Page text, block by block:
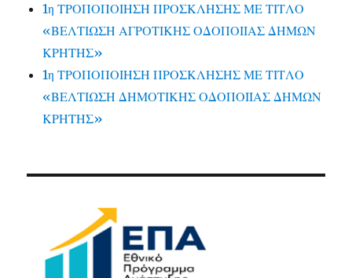
1η ΤΡΟΠΟΠΟΙΗΣΗ ΠΡΟΣΚΛΗΣΗΣ ΜΕ ΤΙΤΛΟ
«ΒΕΛΤΙΩΣΗ ΑΓΡΟΤΙΚΗΣ ΟΔΟΠΟΙΙΑΣ ΔΗΜΩΝ
ΚΡΗΤΗΣ»
1η ΤΡΟΠΟΠΟΙΗΣΗ ΠΡΟΣΚΛΗΣΗΣ ΜΕ ΤΙΤΛΟ
«ΒΕΛΤΙΩΣΗ ΔΗΜΟΤΙΚΗΣ ΟΔΟΠΟΙΙΑΣ ΔΗΜΩΝ
ΚΡΗΤΗΣ»